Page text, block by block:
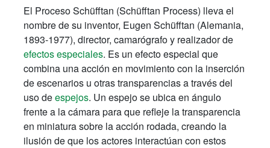
El Proceso Schüfftan (Schüfftan Process) lleva el
nombre de su inventor, Eugen Schüfftan (Alemania,
1893-1977), director, camarógrafo y realizador de
efectos especiales. Es un efecto especial que
combina una acción en movimiento con la inserción
de escenarios u otras transparencias a través del
uso deespejos. Un espejo se ubica en ángulo
frente a la cámara para que refleje la transparencia
en miniatura sobre la acción rodada, creando la
ilusión de que los actores interactúan con estos